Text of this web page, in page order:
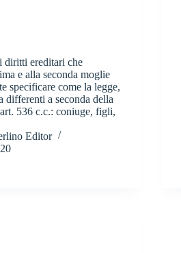
diritti ereditari che
e alla seconda moglie
specificare come la legge,
differenti a seconda della
536 c.c.: coniuge, figli,
Editor